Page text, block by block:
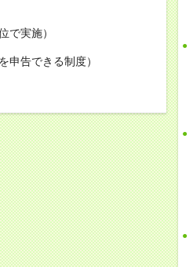
で実施）
申告できる制度）